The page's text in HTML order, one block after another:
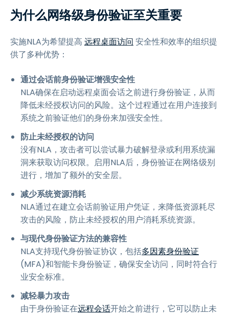
为什么网络级身份验证至关重要
实施NLA为希望提高 远程桌面访问 安全性和效率的组织提
供了多种优势：
通过会话前身份验证增强安全性
NLA确保在启动远程桌面会话之前进行身份验证，从而
降低未经授权访问的风险。这个过程通过在用户连接到
系统之前验证他们的身份来加强安全性。
防止未经授权的访问
没有NLA，攻击者可以尝试暴力破解登录或利用系统漏
洞来获取访问权限。启用NLA后，身份验证在网络级别
进行，增加了额外的安全层。
减少系统资源消耗
NLA通过在建立会话前验证用户凭证，来降低资源耗尽
攻击的风险，防止未经授权的用户消耗系统资源。
与现代身份验证方法的兼容性
NLA支持现代身份验证协议，包括多因素身份验证
(MFA)和智能卡身份验证，确保安全访问，同时符合行
业安全标准。
减轻暴力攻击
由于身份验证在远程会话开始之前进行，它可以防止未